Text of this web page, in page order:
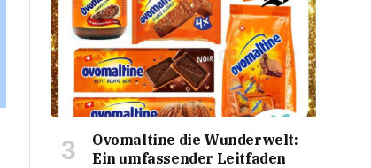
Ovomaltine die Wunderwelt:
Ein umfassender Leitfaden